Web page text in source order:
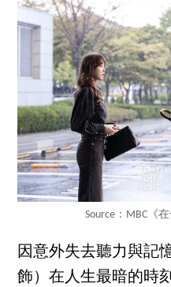
Source：MBC《
因意外失去聽力與記
飾）在人生最暗的時